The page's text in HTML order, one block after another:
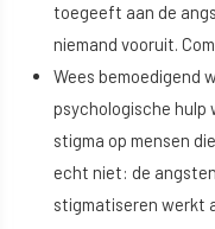
toegeeft aan de
niemand vooruit.
Wees bemoedigend
psychologische hulp
stigma op mensen
echt niet: de
stigmatiseren werkt